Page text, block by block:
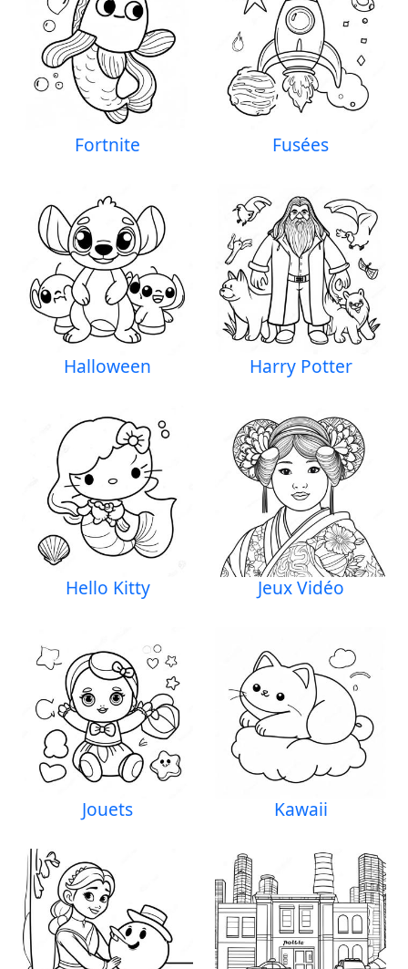
Fortnite Fusées
Halloween Harry Potter
Hello Kitty Jeux Vidéo
Jouets Kawaii